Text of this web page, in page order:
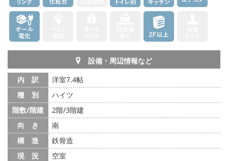
設備・周辺情報など
内 訳
洋室7.4帖
種 別
ハイツ
階数/階建
2階/3階建
向 き
南
構 造
鉄骨造
現 況
空室